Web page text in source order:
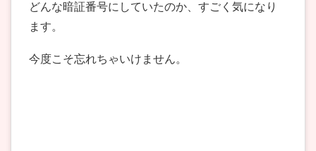
どんな暗証番号にしていたのか、すごく気になり
ます。
今度こそ忘れちゃいけません。